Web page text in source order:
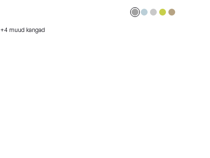
+4 muud kangad